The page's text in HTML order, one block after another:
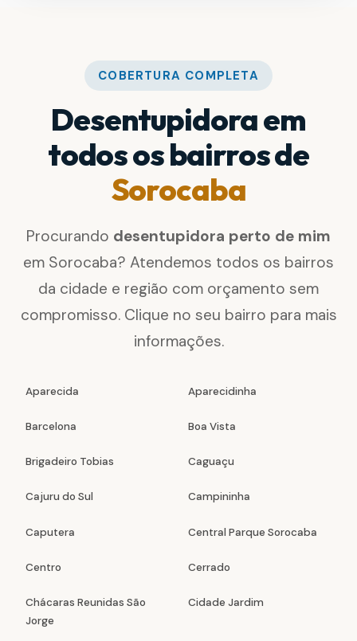
COBERTURA COMPLETA
Desentupidora em
todos os bairros de
Sorocaba
Procurando desentupidora perto de mim
em Sorocaba? Atendemos todos os bairros
da cidade e região com orçamento sem
compromisso. Clique no seu bairro para mais
informações.
Aparecida Aparecidinha
Barcelona Boa Vista
Brigadeiro Tobias Caguaçu
Cajuru do Sul Campininha
Caputera Central Parque Sorocaba
Centro Cerrado
Chácaras Reunidas São
Jorge
Cidade Jardim